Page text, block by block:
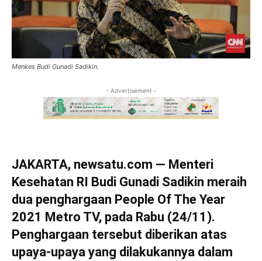
Menkes Budi Gunadi Sadikin.
- Advertisement -
JAKARTA, newsatu.com — Menteri
Kesehatan RI Budi Gunadi Sadikin meraih
dua penghargaan People Of The Year
2021 Metro TV, pada Rabu (24/11).
Penghargaan tersebut diberikan atas
upaya-upaya yang dilakukannya dalam